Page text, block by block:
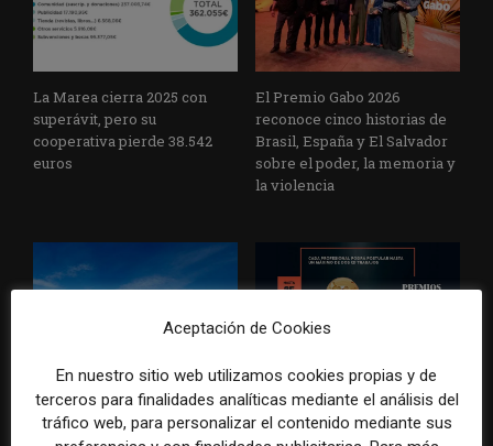
La Marea cierra 2025 con
superávit, pero su
cooperativa pierde 38.542
euros
El Premio Gabo 2026
reconoce cinco historias de
Brasil, España y El Salvador
sobre el poder, la memoria y
la violencia
Radio Televisión Madrid
establece un sistema de
control para el uso de la
ADEPA crea un premio
especial para la mejor
cobertura periodística del
Aceptación de Cookies
En nuestro sitio web utilizamos cookies propias y de
terceros para finalidades analíticas mediante el análisis del
tráfico web, para personalizar el contenido mediante sus